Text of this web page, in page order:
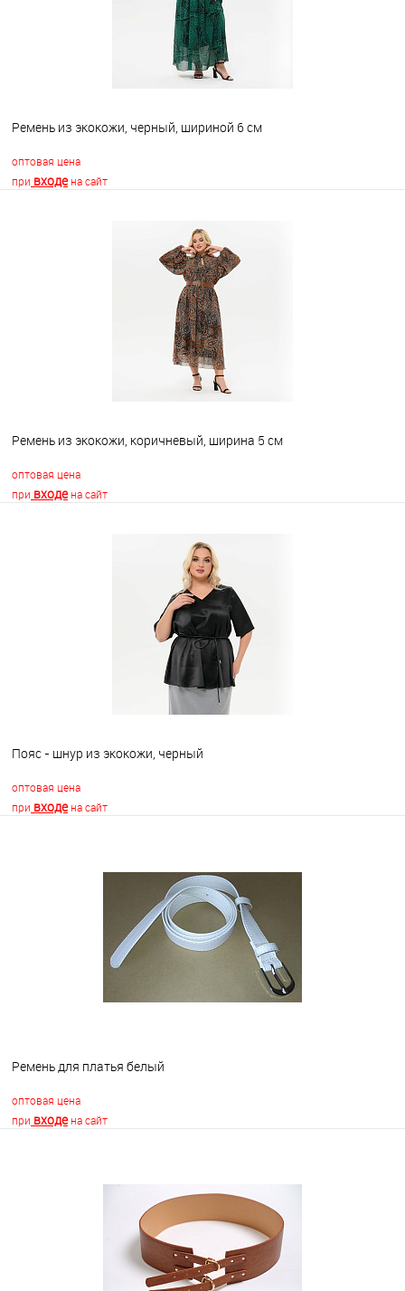
Ремень из экокожи, черный, шириной 6 см
оптовая цена
при входена сайт
В корзину
Ремень из экокожи, коричневый, ширина 5 см
оптовая цена
при входена сайт
В корзину
Пояс - шнур из экокожи, черный
оптовая цена
при входена сайт
Недоступно
Ремень для платья белый
оптовая цена
при входена сайт
В наличии